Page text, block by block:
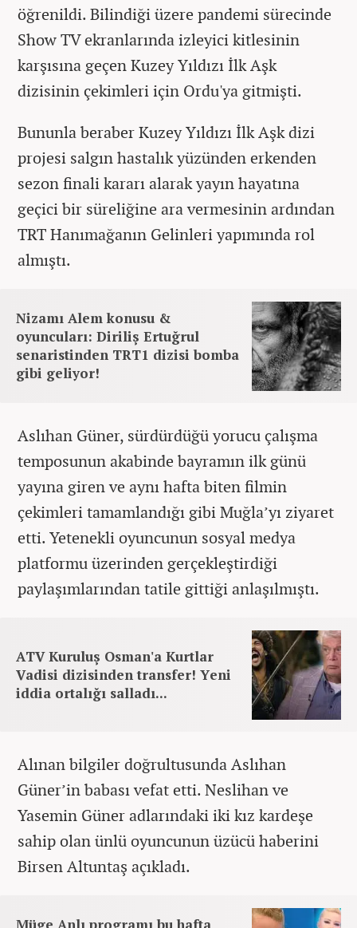
öğrenildi. Bilindiği üzere pandemi sürecinde
Show TV ekranlarında izleyici kitlesinin
karşısına geçen Kuzey Yıldızı İlk Aşk
dizisinin çekimleri için Ordu'ya gitmişti.
Bununla beraber Kuzey Yıldızı İlk Aşk dizi
projesi salgın hastalık yüzünden erkenden
sezon finali kararı alarak yayın hayatına
geçici bir süreliğine ara vermesinin ardından
TRT Hanımağanın Gelinleri yapımında rol
almıştı.
Nizamı Alem konusu &
oyuncuları: Diriliş Ertuğrul
senaristinden TRT1 dizisi bomba
gibi geliyor!
Aslıhan Güner, sürdürdüğü yorucu çalışma
temposunun akabinde bayramın ilk günü
yayına giren ve aynı hafta biten filmin
çekimleri tamamlandığı gibi Muğla’yı ziyaret
etti. Yetenekli oyuncunun sosyal medya
platformu üzerinden gerçekleştirdiği
paylaşımlarından tatile gittiği anlaşılmıştı.
ATV Kuruluş Osman'a Kurtlar
Vadisi dizisinden transfer! Yeni
iddia ortalığı salladı...
Alınan bilgiler doğrultusunda Aslıhan
Güner’in babası vefat etti. Neslihan ve
Yasemin Güner adlarındaki iki kız kardeşe
sahip olan ünlü oyuncunun üzücü haberini
Birsen Altuntaş açıkladı.
Müge Anlı programı bu hafta